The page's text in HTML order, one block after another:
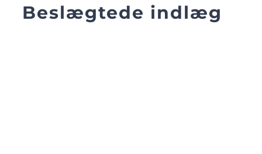
Beslægtede indlæg